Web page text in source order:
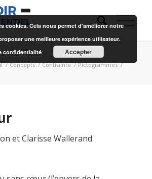
/ Concepts / Contrainte / Pictogrammes /
et Clarisse Wallerand
cookies. Cela nous permet d'améliorer notre
une meilleure expérience utilisateur.
confidentialité
Accepter